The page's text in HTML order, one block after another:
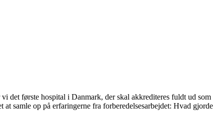
det første hospital i Danmark, der skal akkrediteres fuldt ud som
samle op på erfaringerne fra forberedelsesarbejdet: Hvad gjorde